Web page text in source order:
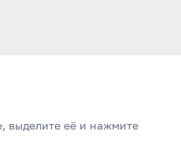
выделите её и нажмите